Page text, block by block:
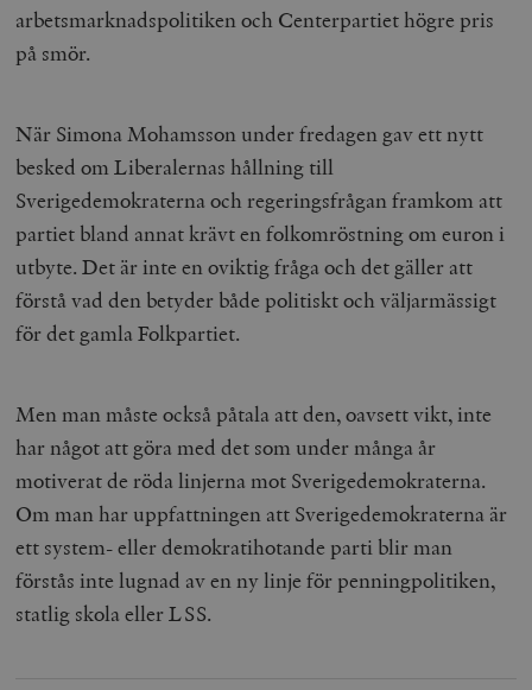
arbetsmarknadspolitiken och Centerpartiet högre pris
på smör.
När Simona Mohamsson under fredagen gav ett nytt
besked om Liberalernas hållning till
Sverigedemokraterna och regeringsfrågan framkom att
partiet bland annat krävt en folkomröstning om euron i
utbyte. Det är inte en oviktig fråga och det gäller att
förstå vad den betyder både politiskt och väljarmässigt
för det gamla Folkpartiet.
Men man måste också påtala att den, oavsett vikt, inte
har något att göra med det som under många år
motiverat de röda linjerna mot Sverigedemokraterna.
Om man har uppfattningen att Sverigedemokraterna är
ett system- eller demokratihotande parti blir man
förstås inte lugnad av en ny linje för penningpolitiken,
statlig skola eller LSS.